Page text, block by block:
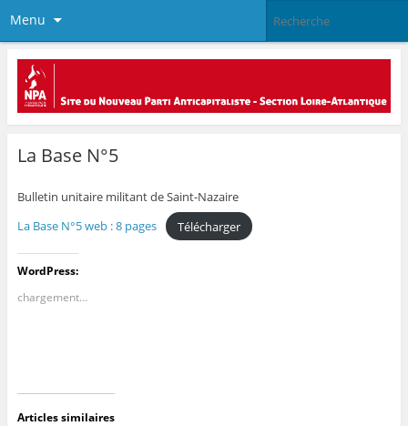
Menu
La Base N°5
Bulletin unitaire militant de Saint-Nazaire
La Base N°5 web : 8 pages
Télécharger
WordPress:
chargement…
Articles similaires